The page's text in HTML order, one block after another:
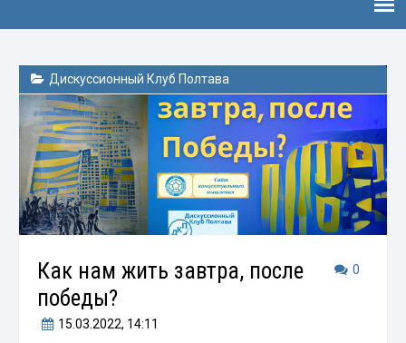
Дискуссионный Клуб Полтава
0
Как нам жить завтра, после
победы?
15.03.2022, 14:11